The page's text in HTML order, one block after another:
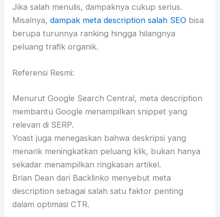
Jika salah menulis, dampaknya cukup serius.
Misalnya,dampak meta description salah SEO bisa
berupa turunnya ranking hingga hilangnya
peluang trafik organik.
Referensi Resmi:
Menurut Google Search Central, meta description
membantu Google menampilkan snippet yang
relevan di SERP.
Yoast juga menegaskan bahwa deskripsi yang
menarik meningkatkan peluang klik, bukan hanya
sekadar menampilkan ringkasan artikel.
Brian Dean dari Backlinko menyebut meta
description sebagai salah satu faktor penting
dalam optimasi CTR.